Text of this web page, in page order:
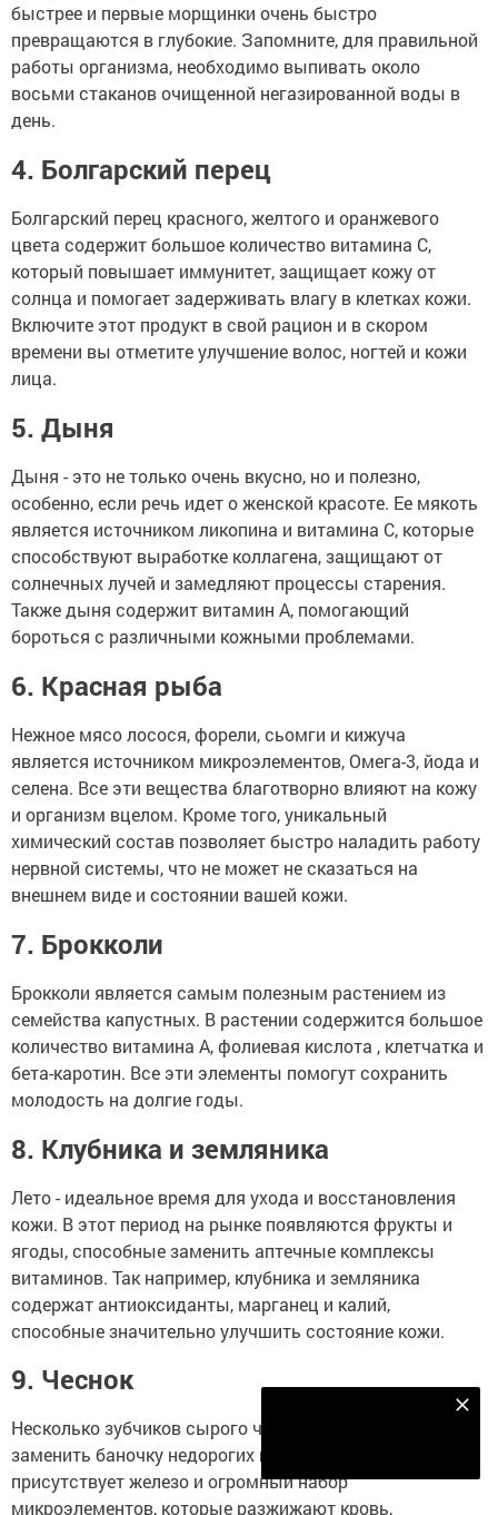
быстрее и первые морщинки очень быстро
превращаются в глубокие. Запомните, для правильной
работы организма, необходимо выпивать около
восьми стаканов очищенной негазированной воды в
день.
4. Болгарский перец
Болгарский перец красного, желтого и оранжевого
цвета содержит большое количество витамина С,
который повышает иммунитет, защищает кожу от
солнца и помогает задерживать влагу в клетках кожи.
Включите этот продукт в свой рацион и в скором
времени вы отметите улучшение волос, ногтей и кожи
лица.
5. Дыня
Дыня - это не только очень вкусно, но и полезно,
особенно, если речь идет о женской красоте. Ее мякоть
является источником ликопина и витамина С, которые
способствуют выработке коллагена, защищают от
солнечных лучей и замедляют процессы старения.
Также дыня содержит витамин А, помогающий
бороться с различными кожными проблемами.
6. Красная рыба
Нежное мясо лосося, форели, сьомги и кижуча
является источником микроэлементов, Омега-3, йода и
селена. Все эти вещества благотворно влияют на кожу
и организм вцелом. Кроме того, уникальный
химический состав позволяет быстро наладить работу
нервной системы, что не может не сказаться на
внешнем виде и состоянии вашей кожи.
7. Брокколи
Брокколи является самым полезным растением из
семейства капустных. В растении содержится большое
количество витамина А, фолиевая кислота , клетчатка и
бета-каротин. Все эти элементы помогут сохранить
молодость на долгие годы.
8. Клубника и земляника
Лето - идеальное время для ухода и восстановления
кожи. В этот период на рынке появляются фрукты и
ягоды, способные заменить аптечные комплексы
витаминов. Так например, клубника и земляника
содержат антиоксиданты, марганец и калий,
способные значительно улучшить состояние кожи.
9. Чеснок
Несколько зубчиков сырого чеснока способны
заменить баночку недорогих витаминок. В его составе
присутствует железо и огромный набор
микроэлементов, которые разжижают кровь,